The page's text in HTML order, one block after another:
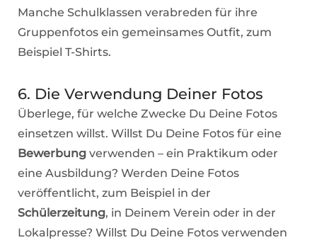
Manche Schulklassen verabreden für ihre
Gruppenfotos ein gemeinsames Outfit, zum
Beispiel T-Shirts.
6. Die Verwendung Deiner Fotos
Überlege, für welche Zwecke Du Deine Fotos
einsetzen willst. Willst Du Deine Fotos für eine
Bewerbung verwenden – ein Praktikum oder
eine Ausbildung? Werden Deine Fotos
veröffentlicht, zum Beispiel in der
Schülerzeitung, in Deinem Verein oder in der
Lokalpresse? Willst Du Deine Fotos verwenden